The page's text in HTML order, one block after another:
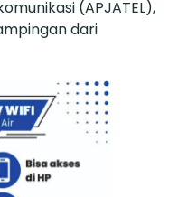
(APJATEL),
dari